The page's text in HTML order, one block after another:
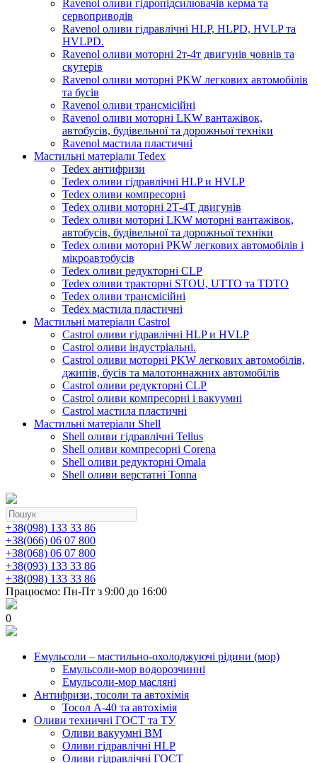
Ravenol оливи гідропідсилювачів керма та
сервоприводів
Ravenol оливи гідравлічні HLP, HLPD, HVLP та
HVLPD.
Ravenol оливи моторні 2т-4т двигунів човнів та
скутерів
Ravenol оливи моторні PKW легкових автомобілів
та бусів
Ravenol оливи трансмісійні
Ravenol оливи моторні LKW вантажівок,
автобусів, будівельної та дорожньої техніки
Ravenol мастила пластичні
Мастильні матеріали Tedex
Tedex антифризи
Tedex оливи гідравлічні HLP и HVLP
Tedex оливи компресорні
Tedex оливи моторні 2Т-4Т двигунів
Tedex оливи моторні LKW моторні вантажівок,
автобусів, будівельної та дорожньої техніки
Tedex оливи моторні PKW легкових автомобілів і
мікроавтобусів
Tedex оливи редукторні CLP
Tedex оливи тракторні STOU, UTTO та TDTO
Tedex оливи трансмісійні
Tedex мастила пластичні
Мастильні матеріали Castrol
Castrol оливи гідравлічні HLP и HVLP
Castrol оливи індустріальні.
Castrol оливи моторні PKW легкових автомобілів,
джипів, бусів та малотоннажних автомобілів
Castrol оливи редукторні CLP
Castrol оливи компресорні і вакуумні
Castrol мастила пластичні
Мастильні матеріали Shell
Shell оливи гідравлічні Tellus
Shell оливи компресорні Corena
Shell оливи редукторні Omala
Shell оливи верстатні Tonna
+38(098) 133 33 86
+38(066) 06 07 800
+38(068) 06 07 800
+38(093) 133 33 86
+38(098) 133 33 86
Працюємо: Пн-Пт з 9:00 до 16:00
0
Емульсоли – мастильно-охолоджуючі рідини (мор)
Емульсоли-мор водорозчинні
Емульсоли-мор масляні
Антифризи, тосоли та автохімія
Тосол А-40 та автохімія
Оливи техничні ГОСТ та ТУ
Оливи вакуумні ВМ
Оливи гідравлічні HLP
Оливи гідравлічні ГОСТ